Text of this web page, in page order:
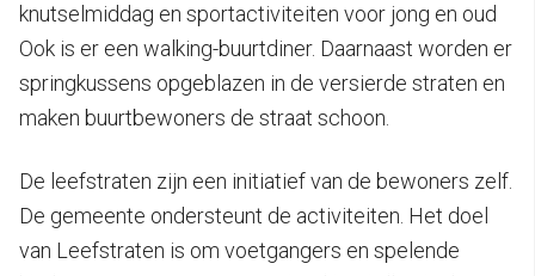
knutselmiddag en sportactiviteiten voor jong en oud
Ook is er een walking-buurtdiner. Daarnaast worden er
springkussens opgeblazen in de versierde straten en
maken buurtbewoners de straat schoon.
De leefstraten zijn een initiatief van de bewoners zelf.
De gemeente ondersteunt de activiteiten. Het doel
van Leefstraten is om voetgangers en spelende